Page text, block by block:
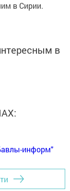
в Сирии.
в
информ"